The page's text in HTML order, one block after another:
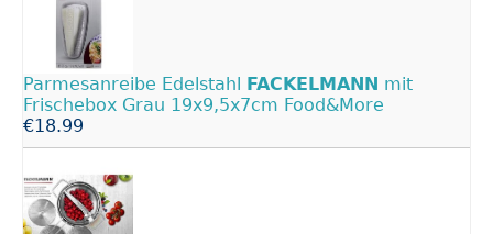
Parmesanreibe Edelstahl FACKELMANN mit
Frischebox Grau 19x9,5x7cm Food&More
€18.99